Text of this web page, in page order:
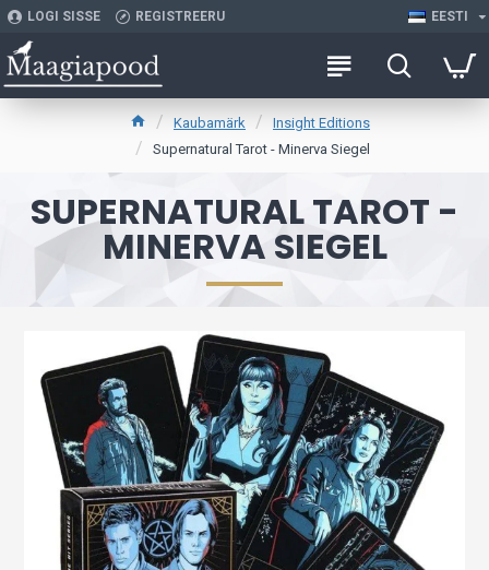
LOGI SISSE REGISTREERU EESTI
Kaubamärk
Insight Editions
Supernatural Tarot - Minerva Siegel
SUPERNATURAL TAROT -
MINERVA SIEGEL